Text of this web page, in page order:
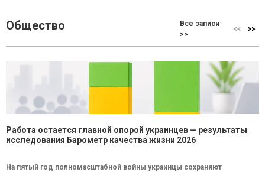
Общество
Все записи
>>
Работа остается главной опорой украинцев — результаты
исследования Барометр качества жизни 2026
На пятый год полномасштабной войны украинцы сохраняют